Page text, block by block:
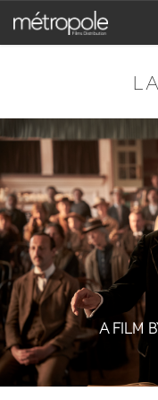
A FILM